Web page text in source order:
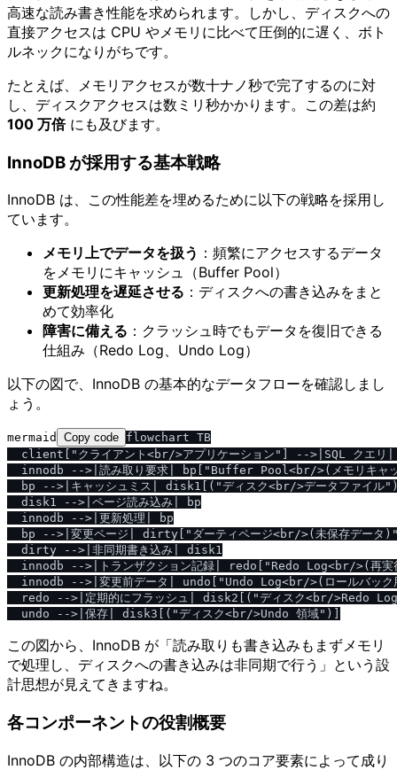
高速な読み書き性能を求められます。しかし、ディスクへの
直接アクセスは CPU やメモリに比べて圧倒的に遅く、ボト
ルネックになりがちです。
たとえば、メモリアクセスが数十ナノ秒で完了するのに対
し、ディスクアクセスは数ミリ秒かかります。この差は約
100 万倍にも及びます。
InnoDB が採用する基本戦略
InnoDB は、この性能差を埋めるために以下の戦略を採用し
ています。
メモリ上でデータを扱う ：頻繁にアクセスするデータ
をメモリにキャッシュ（Buffer Pool）
更新処理を遅延させる ：ディスクへの書き込みをまと
めて効率化
障害に備える ：クラッシュ時でもデータを復旧できる
仕組み（Redo Log、Undo Log）
以下の図で、InnoDB の基本的なデータフローを確認しまし
ょう。
mermaid Copy code flowchart TB
client["クライアント<br/>アプリケーション"] -->|SQL クエ
innodb -->|読み取り要求| bp["Buffer Pool<br/>(メモリキャ
bp -->|キャッシュミス| disk1[("ディスク<br/>データファイル
  disk1 -->|ページ読み込み| bp
  innodb -->|更新処理| bp
bp -->|変更ページ| dirty["ダーティページ<br/>(未保存データ
  dirty -->|非同期書き込み| disk1
innodb -->|トランザクション記録| redo["Redo Log<br/>(再実
innodb -->|変更前データ| undo["Undo Log<br/>(ロールバック
redo -->|定期的にフラッシュ| disk2[("ディスク<br/>Redo
この図から、InnoDB が「読み取りも書き込みもまずメモリ
で処理し、ディスクへの書き込みは非同期で行う」という設
計思想が見えてきますね。
各コンポーネントの役割概要
InnoDB の内部構造は、以下の 3 つのコア要素によって成り